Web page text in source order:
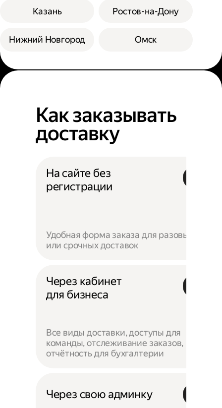
Казань
Нижний Новгород
Ростов-на-Дону
Омск
Как заказывать
доставку
На сайте без
регистрации
Удобная форма заказа для разовых
или срочных доставок
Через кабинет
для бизнеса
Все виды доставки, доступы для
команды, отслеживание заказов,
отчётность для бухгалтерии
Через свою админку